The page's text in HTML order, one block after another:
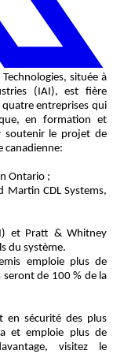
située à
(IAI), est fière
quatre entreprises qui
en formation et
soutenir le projet de
canadienne:
Ontario ;
Martin CDL Systems,
et Pratt & Whitney
du système.
emploie plus de
de 100 % de la
en sécurité des plus
et emploie plus de
visitez le